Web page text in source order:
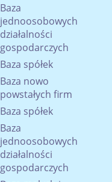
Baza
jednoosobowych
działalności
gospodarczych
Baza spółek
Baza nowo
powstałych firm
Baza spółek
Baza
jednoosobowych
działalności
gospodarczych